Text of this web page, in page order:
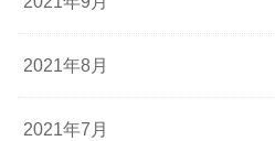
2021年8月
2021年7月